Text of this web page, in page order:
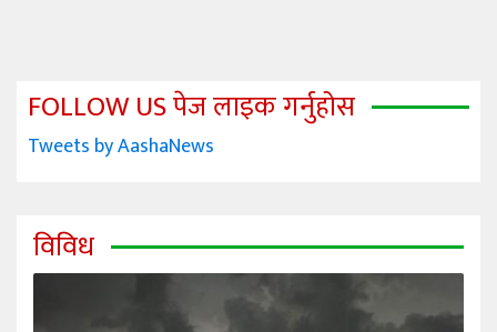
FOLLOW US पेज लाइक गर्नुहोस
Tweets by AashaNews
विविध